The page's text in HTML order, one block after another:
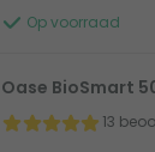
Op voorraad
Oase BioSmart
13